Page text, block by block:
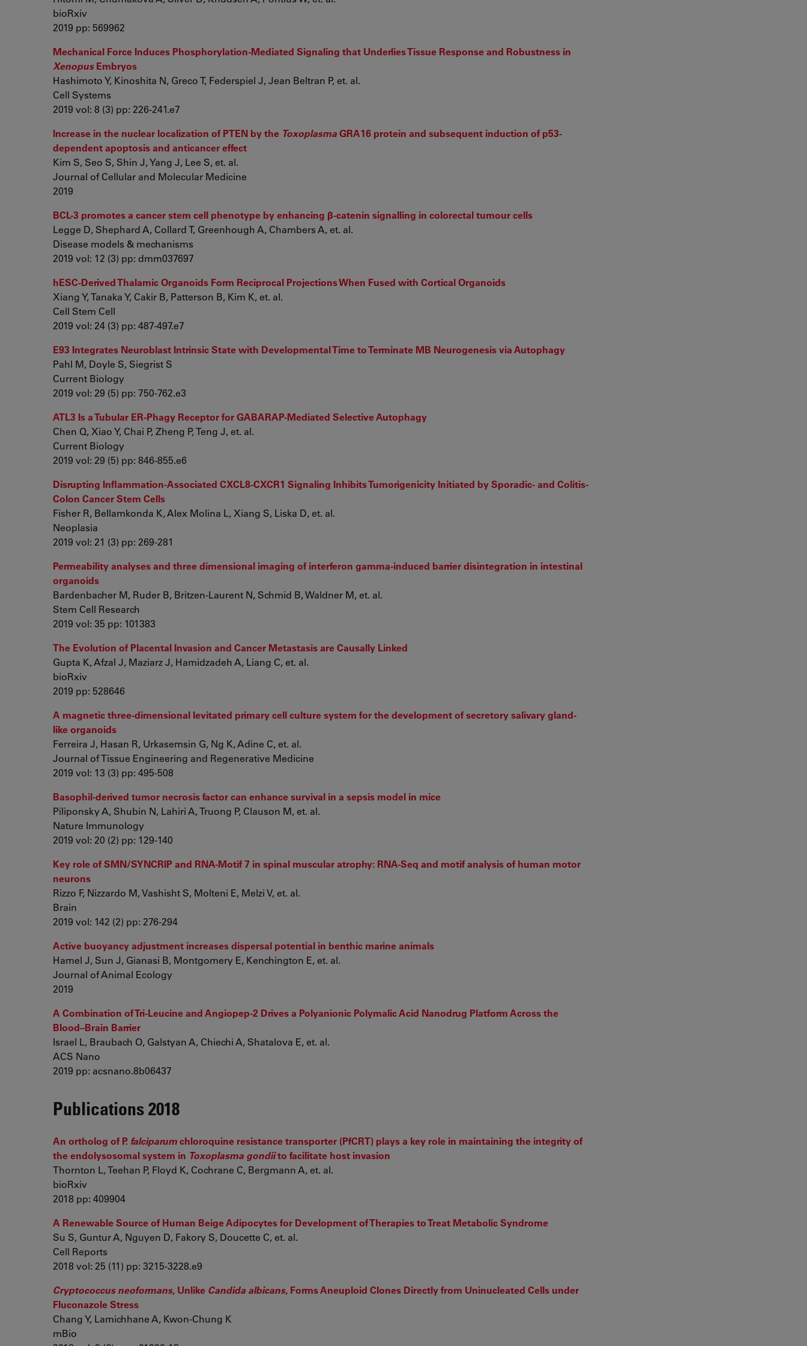
bioRxiv
2019 pp: 569962
Mechanical Force Induces Phosphorylation-Mediated Signaling that Underlies Tissue Response and Robustness in
XenopusEmbryos
Hashimoto Y, Kinoshita N, Greco T, Federspiel J, Jean Beltran P, et. al.
Cell Systems
2019 vol: 8 (3) pp: 226-241.e7
Increase in the nuclear localization of PTEN by the ToxoplasmaGRA16 protein and subsequent induction of p53-
dependent apoptosis and anticancer effect
Kim S, Seo S, Shin J, Yang J, Lee S, et. al.
Journal of Cellular and Molecular Medicine
2019
BCL-3 promotes a cancer stem cell phenotype by enhancing β-catenin signalling in colorectal tumour cells
Legge D, Shephard A, Collard T, Greenhough A, Chambers A, et. al.
Disease models & mechanisms
2019 vol: 12 (3) pp: dmm037697
hESC-Derived Thalamic Organoids Form Reciprocal Projections When Fused with Cortical Organoids
Xiang Y, Tanaka Y, Cakir B, Patterson B, Kim K, et. al.
Cell Stem Cell
2019 vol: 24 (3) pp: 487-497.e7
E93 Integrates Neuroblast Intrinsic State with Developmental Time to Terminate MB Neurogenesis via Autophagy
Pahl M, Doyle S, Siegrist S
Current Biology
2019 vol: 29 (5) pp: 750-762.e3
ATL3 Is a Tubular ER-Phagy Receptor for GABARAP-Mediated Selective Autophagy
Chen Q, Xiao Y, Chai P, Zheng P, Teng J, et. al.
Current Biology
2019 vol: 29 (5) pp: 846-855.e6
Disrupting Inflammation-Associated CXCL8-CXCR1 Signaling Inhibits Tumorigenicity Initiated by Sporadic- and Colitis-
Colon Cancer Stem Cells
Fisher R, Bellamkonda K, Alex Molina L, Xiang S, Liska D, et. al.
Neoplasia
2019 vol: 21 (3) pp: 269-281
Permeability analyses and three dimensional imaging of interferon gamma-induced barrier disintegration in intestinal
organoids
Bardenbacher M, Ruder B, Britzen-Laurent N, Schmid B, Waldner M, et. al.
Stem Cell Research
2019 vol: 35 pp: 101383
The Evolution of Placental Invasion and Cancer Metastasis are Causally Linked
Gupta K, Afzal J, Maziarz J, Hamidzadeh A, Liang C, et. al.
bioRxiv
2019 pp: 528646
A magnetic three‐dimensional levitated primary cell culture system for the development of secretory salivary gland‐
like organoids
Ferreira J, Hasan R, Urkasemsin G, Ng K, Adine C, et. al.
Journal of Tissue Engineering and Regenerative Medicine
2019 vol: 13 (3) pp: 495-508
Basophil-derived tumor necrosis factor can enhance survival in a sepsis model in mice
Piliponsky A, Shubin N, Lahiri A, Truong P, Clauson M, et. al.
Nature Immunology
2019 vol: 20 (2) pp: 129-140
Key role of SMN/SYNCRIP and RNA-Motif 7 in spinal muscular atrophy: RNA-Seq and motif analysis of human motor
neurons
Rizzo F, Nizzardo M, Vashisht S, Molteni E, Melzi V, et. al.
Brain
2019 vol: 142 (2) pp: 276-294
Active buoyancy adjustment increases dispersal potential in benthic marine animals
Hamel J, Sun J, Gianasi B, Montgomery E, Kenchington E, et. al.
Journal of Animal Ecology
2019
A Combination of Tri-Leucine and Angiopep-2 Drives a Polyanionic Polymalic Acid Nanodrug Platform Across the
Blood–Brain Barrier
Israel L, Braubach O, Galstyan A, Chiechi A, Shatalova E, et. al.
ACS Nano
2019 pp: acsnano.8b06437
Publications 2018
An ortholog of P. falciparumchloroquine resistance transporter (PfCRT) plays a key role in maintaining the integrity of
the endolysosomal system in Toxoplasma gondiito facilitate host invasion
Thornton L, Teehan P, Floyd K, Cochrane C, Bergmann A, et. al.
bioRxiv
2018 pp: 409904
A Renewable Source of Human Beige Adipocytes for Development of Therapies to Treat Metabolic Syndrome
Su S, Guntur A, Nguyen D, Fakory S, Doucette C, et. al.
Cell Reports
2018 vol: 25 (11) pp: 3215-3228.e9
Cryptococcus neoformans, Unlike Candida albicans, Forms Aneuploid Clones Directly from Uninucleated Cells under
Fluconazole Stress
Chang Y, Lamichhane A, Kwon-Chung K
mBio